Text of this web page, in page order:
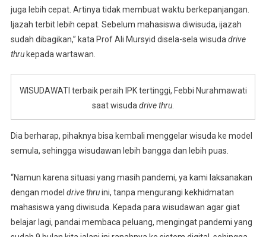
juga lebih cepat. Artinya tidak membuat waktu berkepanjangan.
Ijazah terbit lebih cepat. Sebelum mahasiswa diwisuda, ijazah
sudah dibagikan,” kata Prof Ali Mursyid disela-sela wisuda drive
thrukepada wartawan.
WISUDAWATI terbaik peraih IPK tertinggi, Febbi Nurahmawati
saat wisuda drive thru
Dia berharap, pihaknya bisa kembali menggelar wisuda ke model
semula, sehingga wisudawan lebih bangga dan lebih puas.
“Namun karena situasi yang masih pandemi, ya kami laksanakan
dengan model drive thruini, tanpa mengurangi kekhidmatan
mahasiswa yang diwisuda. Kepada para wisudawan agar giat
belajar lagi, pandai membaca peluang, mengingat pandemi yang